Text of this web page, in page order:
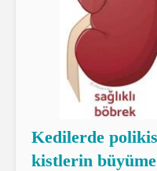
Kedilerde
kistlerin büyüme